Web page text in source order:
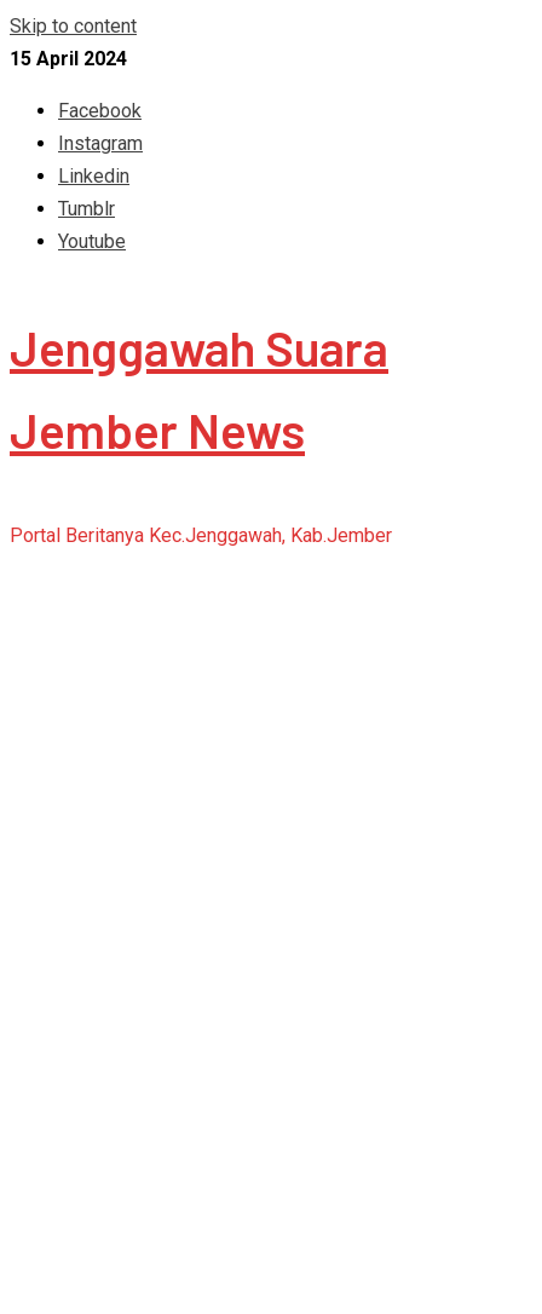
Skip to content
15 April 2024
Facebook
Instagram
Linkedin
Tumblr
Youtube
Jenggawah Suara
Jember News
Portal Beritanya Kec.Jenggawah, Kab.Jember